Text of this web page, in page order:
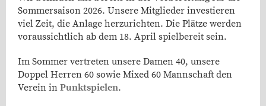
Sommersaison 2026. Unsere Mitglieder investieren
viel Zeit, die Anlage herzurichten. Die Plätze werden
voraussichtlich ab dem 18. April spielbereit sein.
Im Sommer vertreten unsere Damen 40, unsere
Doppel Herren 60 sowie Mixed 60 Mannschaft den
Verein in Punktspielen.